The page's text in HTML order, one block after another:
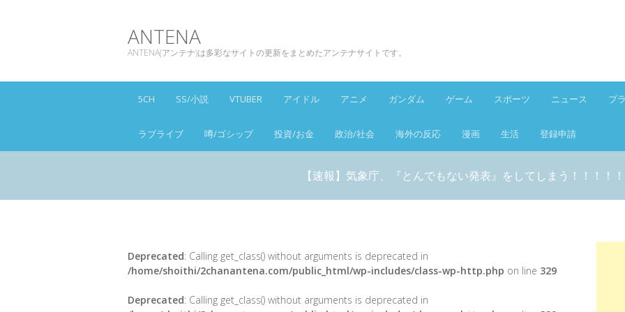
ANTENA
ANTENA(アンテナ)は多彩なサイトの更新をまとめたアンテナサイトです。
5CH SS/小説 VTUBER アイドル アニメ ガンダム ゲーム スポーツ ニュース プ
ラブライブ 噂/ゴシップ 投資/お金 政治/社会 海外の反応 漫画 生活 登録申請
【速報】気象庁、『とんでもない発表』をしてしまう！！！！！
Deprecated: Calling get_class() without arguments is deprecated in
/home/shoithi/2chanantena.com/public_html/wp-includes/class-wp-http.php on line 329
Deprecated: Calling get_class() without arguments is deprecated in